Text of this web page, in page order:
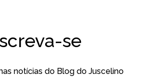
se
notícias do Blog do Juscelino